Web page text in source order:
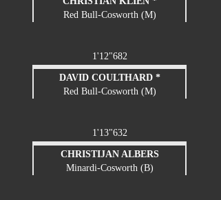
Red Bull-Cosworth (M)
1'12"682
DAVID COULTHARD *
Red Bull-Cosworth (M)
1'13"632
CHRISTIJAN ALBERS
Minardi-Cosworth (B)